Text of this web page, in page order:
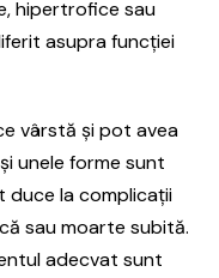
hipertrofice sau
asupra funcției
vârstă și pot avea
unele forme sunt
duce la complicații
sau moarte subită.
adecvat sunt